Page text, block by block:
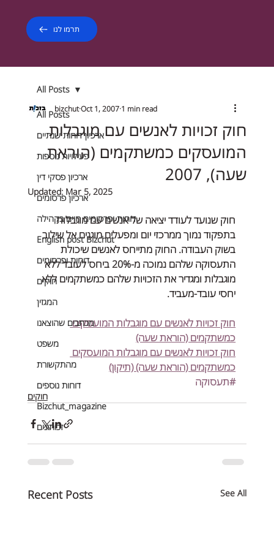
תרמו לנו
All Posts
ארכיון דוחות שנתיים
פעילויות נוספות
ארכיון פסקי דין
ארכיון פרסומים
דוחות ופרסומים חיים בקהילה
English post Bizchut
דוחות ופרסומים
חוקים
המגזין
מכתבים שהוצאנו
משפט
מהתקשורת
דוחות נוספים
Bizchut_magazine
זכותונים
All Posts
חוק זכויות לאנשים עם מוגבלות
המועסקים כמשתקמים (הוראת
שעה), 2007
bizchutOct 1, 20071 min read
Updated: Mar 5, 2025
חוק שנועד לעודד יציאה של אנשים עם מוגבלות
בתפקוד נמוך ממרכזי יום ומפעלים מוגנים אל שילוב
בשוק העבודה. החוק מתייחס לאנשים שיכולת
התעסוקה שלהם נמוכה מ-20% ביחס לעובד ללא
מוגבלות ומגדיר את הזכויות שלהם כמשתקמים ללא
יחסי עובד-מעביד.
חוק זכויות לאנשים עם מוגבלות המועסקים
כמשתקמים (הוראת שעה)
חוק זכויות לאנשים עם מוגבלות המועסקים
כמשתקמים (הוראת שעה) (תיקון)
#תעסוקה
חוקים
Recent Posts See All